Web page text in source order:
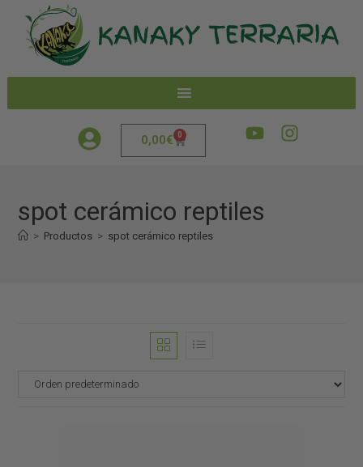
0,00€ 0
spot cerámico reptiles
> Productos > spot cerámico reptiles